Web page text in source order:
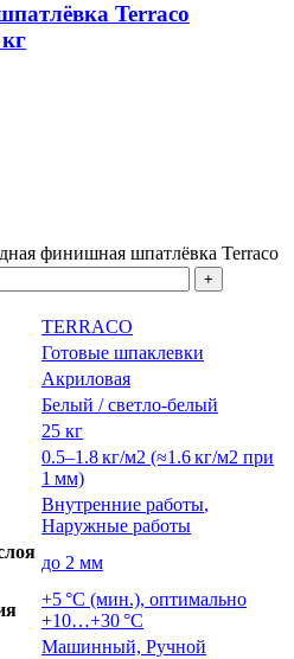
Terraco
финишная шпатлёвка Terraco
TERRACO
Готовые шпаклевки
Акриловая
Белый / светло-белый
25 кг
0.5–1.8 кг/м2 (≈1.6 кг/м2 при
1 мм)
Внутренние работы,
Наружные работы
до 2 мм
+5 °C (мин.), оптимально
+10…+30 °C
Машинный, Ручной